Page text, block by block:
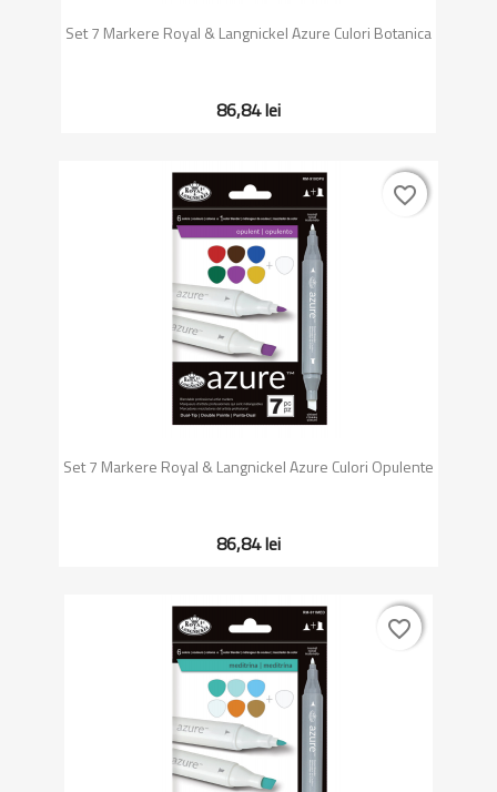
Set 7 Markere Royal & Langnickel Azure Culori Botanica
86,84 lei
Set 7 Markere Royal & Langnickel Azure Culori Opulente
86,84 lei
favorite_border
favorite_border
favorite_border
favorite_border